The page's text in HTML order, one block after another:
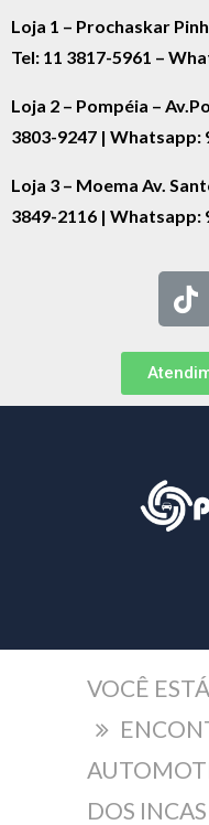
Loja 1 – Prochaskar
Tel: 11 3817-5961 –
Loja 2 – Pompéia –
3803-9247 | Whatsapp:
Loja 3 – Moema Av.
3849-2116 | Whatsapp:
DOS